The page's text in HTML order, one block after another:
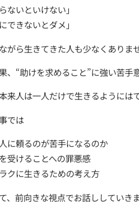
そんなふうに感じて、人に頼
障がいがある人の中には、幼
「頑張らないといけない」
「普通にできないとダメ」
と思いながら生きてきた人も
その結果、“助けを求めるこ